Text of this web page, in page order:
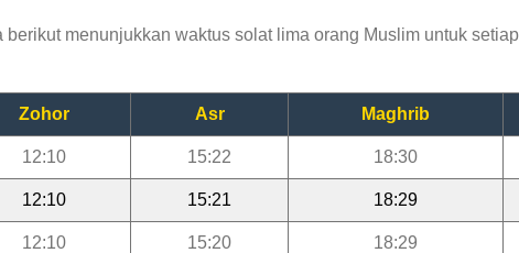
menunjukkan waktus solat lima orang Muslim untuk
Zohor Asr Maghrib
12:10 15:22 18:30
12:10 15:21 18:29
12:10 15:20 18:29